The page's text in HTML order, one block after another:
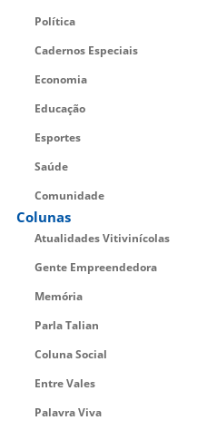
Política
Cadernos Especiais
Economia
Educação
Esportes
Saúde
Comunidade
Colunas
Atualidades Vitivinícolas
Gente Empreendedora
Memória
Parla Talian
Coluna Social
Entre Vales
Palavra Viva